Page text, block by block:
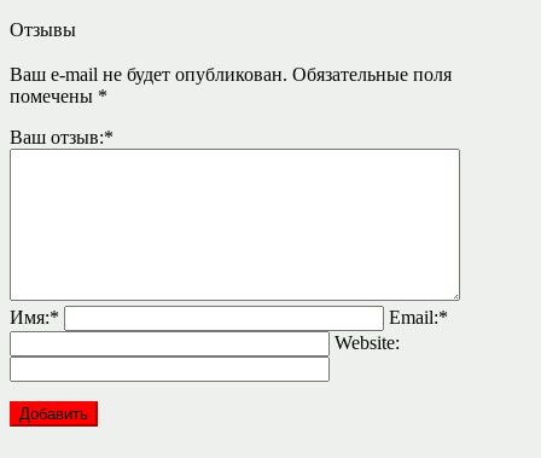
Отзывы
Ваш e-mail не будет опубликован. Обязательные поля
помечены *
Ваш отзыв:*
Имя:* Email:*
Website: